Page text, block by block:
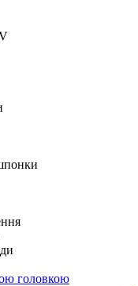
головкою